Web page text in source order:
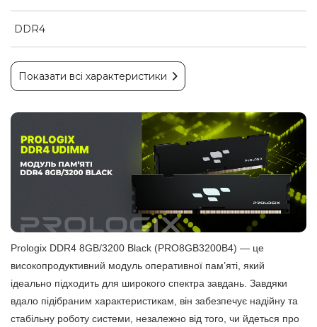
DDR4
Показати всі характеристики
Prologix DDR4 8GB/3200 Black (PRO8GB3200B4) — це
високопродуктивний модуль оперативної пам’яті, який
ідеально підходить для широкого спектра завдань. Завдяки
вдало підібраним характеристикам, він забезпечує надійну та
стабільну роботу системи, незалежно від того, чи йдеться про